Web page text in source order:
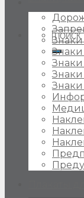
Знаки
Знаки
Знаки